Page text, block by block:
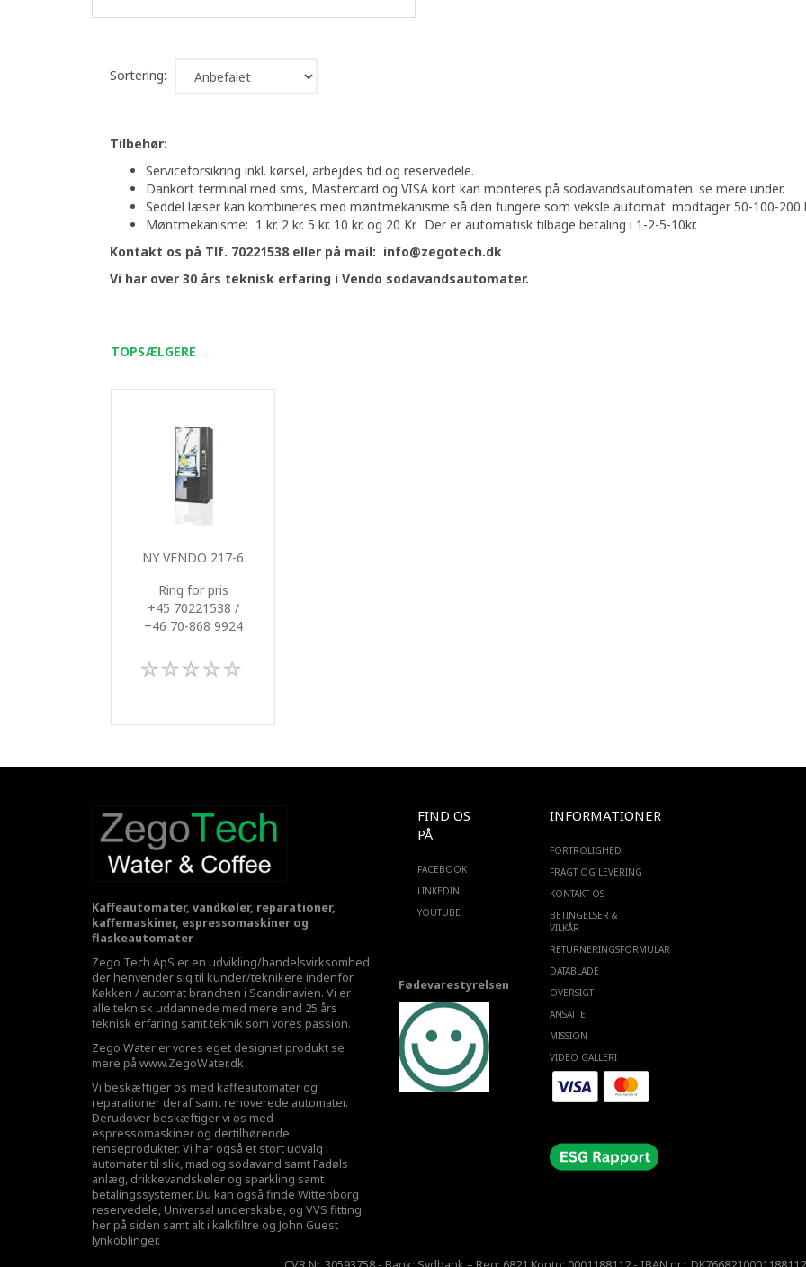
Sortering:
Tilbehør:
Serviceforsikring inkl. kørsel, arbejdes tid og reservedele.
Dankort terminal med sms, Mastercard og VISA kort kan monteres på sodavandsautomaten. se mere under.
Seddel læser kan kombineres med møntmekanisme så den fungere som veksle automat. modtager 50-100-200
Møntmekanisme: 1 kr. 2 kr. 5 kr. 10 kr. og 20 Kr. Der er automatisk tilbage betaling i 1-2-5-10kr.
Kontakt os på Tlf. 70221538 eller på mail: info@zegotech.dk
Vi har over 30 års teknisk erfaring i Vendo sodavandsautomater.
TOPSÆLGERE
NY VENDO 217-6
Ring for pris
+45 70221538 /
+46 70-868 9924
Kaffeautomater, vandkøler, reparationer,
kaffemaskiner, espressomaskiner og
flaskeautomater
Zego Tech ApS er en udvikling/handelsvirksomhed
der henvender sig til kunder/teknikere indenfor
Køkken / automat branchen i Scandinavien. Vi er
alle teknisk uddannede med mere end 25 års
teknisk erfaring samt teknik som vores passion.
Zego Water er vores eget designet produkt se
mere på www.ZegoWater.dk
Vi beskæftiger os med kaffeautomater og
reparationer deraf samt renoverede automater.
Derudover beskæftiger vi os med
espressomaskiner og dertilhørende
renseprodukter. Vi har også et stort udvalg i
automater til slik, mad og sodavand samt Fadøls
anlæg, drikkevandskøler og sparkling samt
betalingssystemer. Du kan også finde Wittenborg
reservedele, Universal underskabe, og VVS fitting
her på siden samt alt i kalkfiltre og John Guest
lynkoblinger.
FIND OS
PÅ
FACEBOOK
LINKEDIN
YOUTUBE
Fødevarestyrelsen
INFORMATIONER
FORTROLIGHED
FRAGT OG LEVERING
KONTAKT OS
BETINGELSER &
VILKÅR
RETURNERINGSFORMULAR
DATABLADE
OVERSIGT
ANSATTE
MISSION
VIDEO GALLERI